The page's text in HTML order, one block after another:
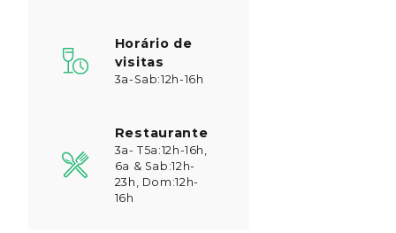
Horário de
visitas
3a-Sab:12h-16h
Restaurante
3a- T5a:12h-16h,
6a & Sab:12h-
23h, Dom:12h-
16h